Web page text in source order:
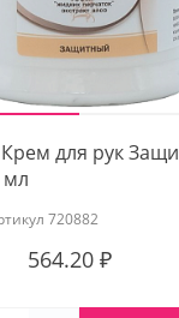
для рук
мл
720882
564.20 ₽